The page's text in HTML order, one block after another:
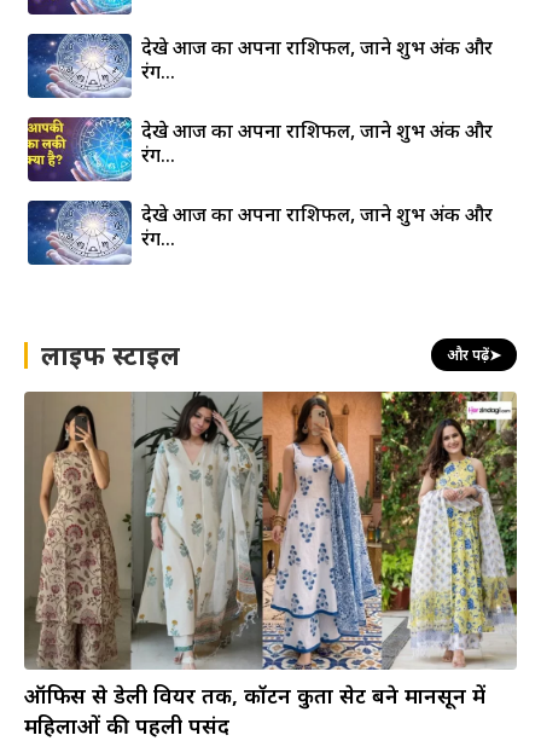
देखे आज का अपना राशिफल, जाने शुभ अंक और
रंग…
देखे आज का अपना राशिफल, जाने शुभ अंक और
रंग…
देखे आज का अपना राशिफल, जाने शुभ अंक और
रंग…
लाइफ स्टाइल और पढ़ें➤
ऑफिस से डेली वियर तक, कॉटन कुर्ता सेट बने मानसून में
महिलाओं की पहली पसंद